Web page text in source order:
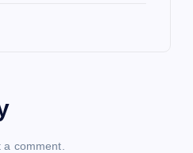
comment.